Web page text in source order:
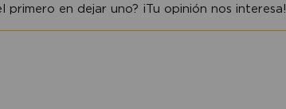
en dejar uno? ¡Tu opinión nos interesa!